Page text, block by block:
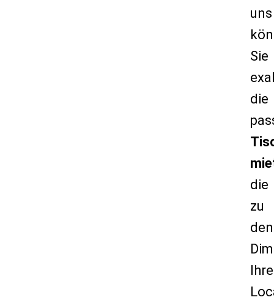
uns
Sie
die
die
zu
den